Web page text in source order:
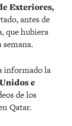
Exteriores,
antes de
que hubiera
informado la
e
de los
Qatar.